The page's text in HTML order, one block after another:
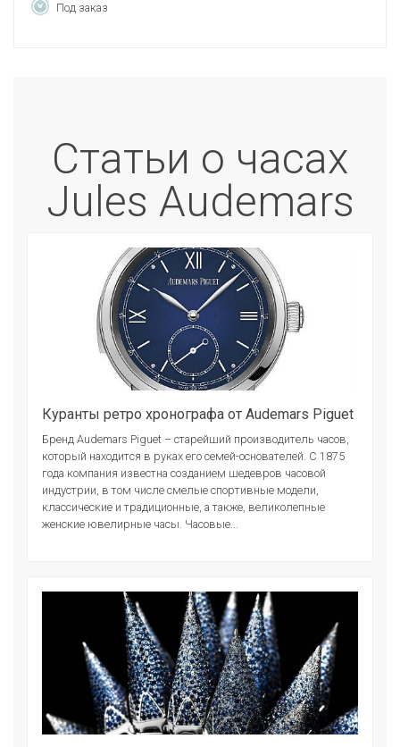
Под заказ
Статьи о часах
Jules Audemars
Куранты ретро хронографа от Audemars Piguet
Бренд Audemars Piguet – старейший производитель часов,
который находится в руках его семей-основателей. С 1875
года компания известна созданием шедевров часовой
индустрии, в том числе смелые спортивные модели,
классические и традиционные, а также, великолепные
женские ювелирные часы. Часовые...